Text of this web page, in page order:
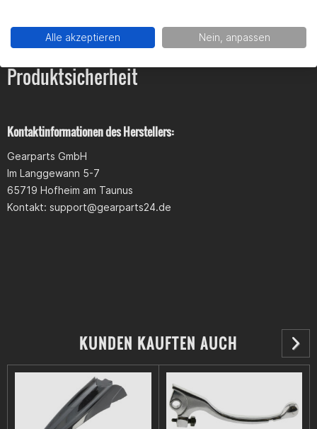
Produktsicherheit
Kontaktinformationen des Herstellers:
Gearparts GmbH
Im Langgewann 5-7
65719 Hofheim am Taunus
Kontakt: support@gearparts24.de
KUNDEN KAUFTEN AUCH
Alle akzeptieren Nein, anpassen